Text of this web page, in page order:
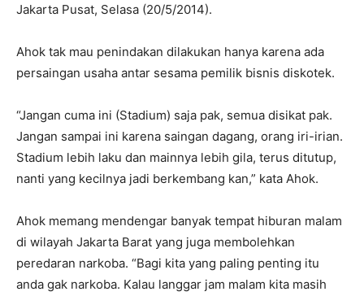
Jakarta Pusat, Selasa (20/5/2014).
Ahok tak mau penindakan dilakukan hanya karena ada
persaingan usaha antar sesama pemilik bisnis diskotek.
“Jangan cuma ini (Stadium) saja pak, semua disikat pak.
Jangan sampai ini karena saingan dagang, orang iri-irian.
Stadium lebih laku dan mainnya lebih gila, terus ditutup,
nanti yang kecilnya jadi berkembang kan,” kata Ahok.
Ahok memang mendengar banyak tempat hiburan malam
di wilayah Jakarta Barat yang juga membolehkan
peredaran narkoba. “Bagi kita yang paling penting itu
anda gak narkoba. Kalau langgar jam malam kita masih